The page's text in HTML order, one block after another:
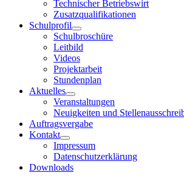
Technischer Betriebswirt
Zusatzqualifikationen
Schulprofil
Schulbroschüre
Leitbild
Videos
Projektarbeit
Stundenplan
Aktuelles
Veranstaltungen
Neuigkeiten und
Auftragsvergabe
Kontakt
Impressum
Datenschutzerklärung
Downloads